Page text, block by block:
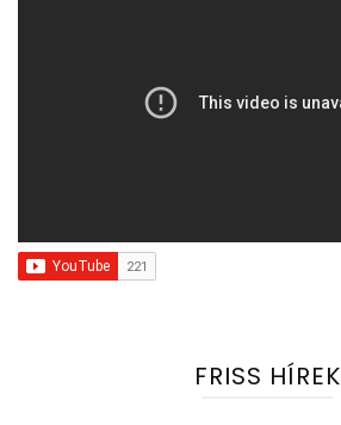
FRISS HÍREK